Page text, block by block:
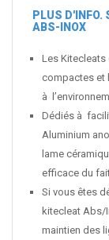
PLUS D'INFO.
ABS-INOX
Les Kitecleats
compactes et
à
Dédiés à
Aluminium
lame
efficace du
Si vous êtes
kitecleat Abs/
maintien des